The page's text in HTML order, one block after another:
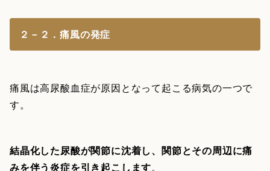
２－２．痛風の発症
痛風は高尿酸血症が原因となって起こる病気の一つで
す。
結晶化した尿酸が関節に沈着し、関節とその周辺に痛
みを伴う炎症を引き起こします。